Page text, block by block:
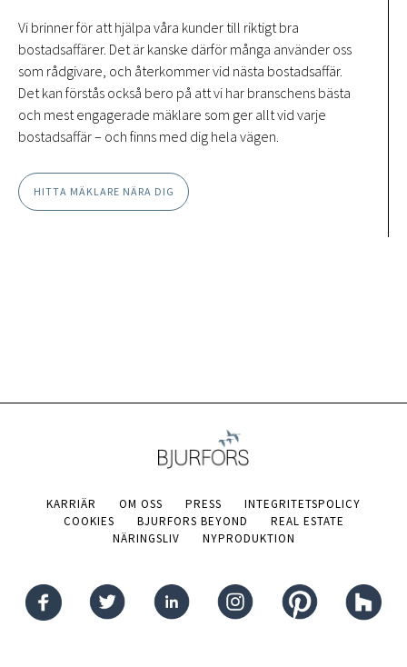
Vi brinner för att hjälpa våra kunder till riktigt bra
bostadsaffärer. Det är kanske därför många använder oss
som rådgivare, och återkommer vid nästa bostadsaffär.
Det kan förstås också bero på att vi har branschens bästa
och mest engagerade mäklare som ger allt vid varje
bostadsaffär – och finns med dig hela vägen.
HITTA MÄKLARE NÄRA DIG
KARRIÄR OM OSS PRESS
INTEGRITETSPOLICY
COOKIES
BJURFORS BEYOND
REAL ESTATE
NÄRINGSLIV
NYPRODUKTION